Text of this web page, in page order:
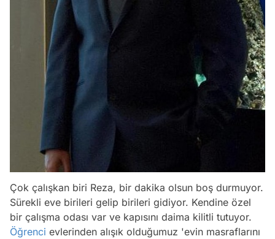
Çok çalışkan biri Reza, bir dakika olsun boş durmuyor.
Sürekli eve birileri gelip birileri gidiyor. Kendine özel
bir çalışma odası var ve kapısını daima kilitli tutuyor.
Öğrenci evlerinden alışık olduğumuz 'evin masraflarını